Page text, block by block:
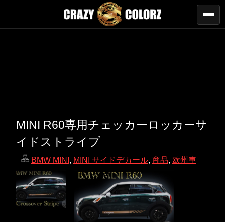
MINI R60専用チェッカーロッカーサ
イドストライプ
BMW MINI , MINI サイドデカール, 商品, 欧州車